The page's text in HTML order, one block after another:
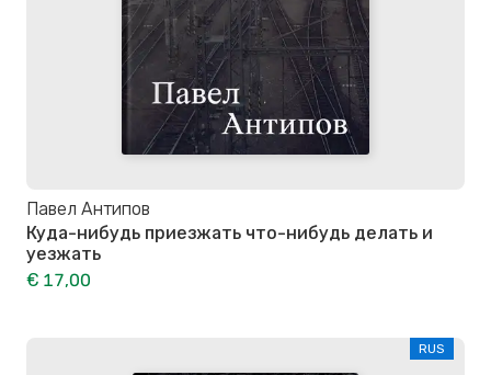
Павел Антипов
Куда-нибудь приезжать что-нибудь делать и
уезжать
€ 17,00
RUS